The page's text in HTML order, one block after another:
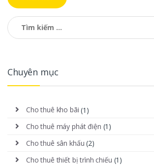
Tìm kiếm cho:
Chuyên mục
Cho thuê kho bãi (1)
Cho thuê máy phát điện (1)
Cho thuê sân khấu (2)
Cho thuê thiết bị trình chiếu (1)